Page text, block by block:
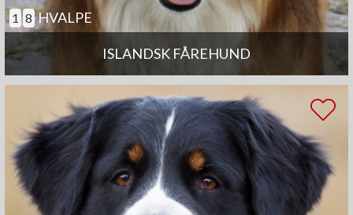
ISLANDSK FÅREHUND
1 8 HVALPE